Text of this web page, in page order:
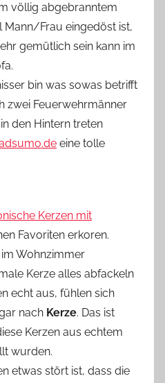
völlig abgebranntem
Mann/Frau eingedöst ist,
gemütlich sein kann im
bin was sowas betrifft
zwei Feuerwehrmänner
den Hintern treten
eine tolle
Kerzen mit
Favoriten erkoren.
Wohnzimmer
Kerze alles abfackeln
echt aus, fühlen sich
nach Kerze. Das ist
Kerzen aus echtem
wurden.
etwas stört ist, dass die